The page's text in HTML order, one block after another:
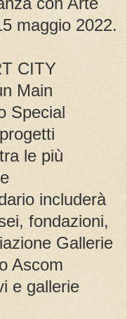
maggio 2022.
CITY
Main
Special
le più
includerà
fondazioni,
Gallerie
Ascom
e gallerie